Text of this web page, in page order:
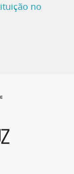
no